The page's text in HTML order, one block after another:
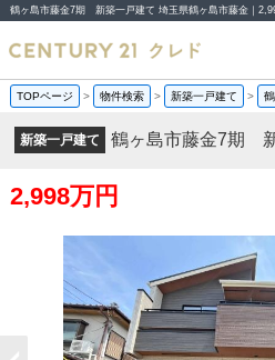
TOPページ > 物件検索 > 新築一戸建て >
新築一戸建て 鶴ヶ島市藤金7期
2,998万円